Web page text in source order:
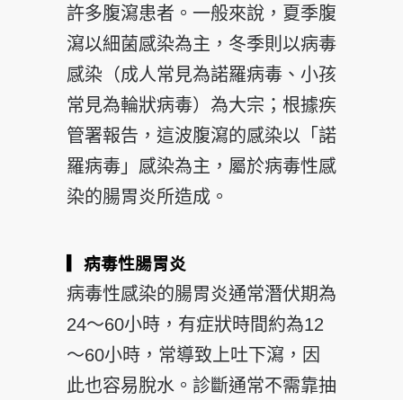
許多腹瀉患者。一般來說，夏季腹
瀉以細菌感染為主，冬季則以病毒
感染（成人常見為諾羅病毒、小孩
常見為輪狀病毒）為大宗；根據疾
管署報告，這波腹瀉的感染以「諾
羅病毒」感染為主，屬於病毒性感
染的腸胃炎所造成。
▎病毒性腸胃炎
病毒性感染的腸胃炎通常潛伏期為
24～60小時，有症狀時間約為12
～60小時，常導致上吐下瀉，因
此也容易脫水。診斷通常不需靠抽